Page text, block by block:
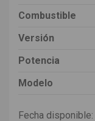
Combustible
Versión
Potencia
Modelo
Fecha disponible: